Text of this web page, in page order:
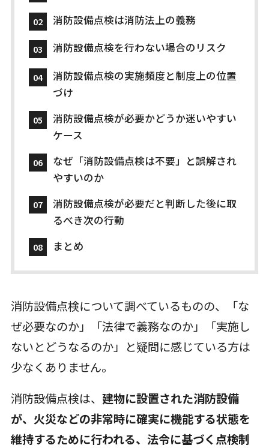
消防設備点検は消防法上の義務
消防設備点検を行わない場合のリスク
消防設備点検の実施頻度と制度上の位置
づけ
消防設備点検が必要かどうか迷いやすい
ケース
なぜ「消防設備点検は不要」と誤解され
やすいのか
消防設備点検が必要だと判断した後に取
るべき次の行動
まとめ
消防設備点検について調べているものの、「な
ぜ必要なのか」「法律で義務なのか」「実施し
ないとどうなるのか」と疑問に感じている方は
少なくありません。
消防設備点検は、 建物に設置された消防設備
が、火災などの非常時に確実に機能する状態を
維持するために行われる、法令に基づく点検制